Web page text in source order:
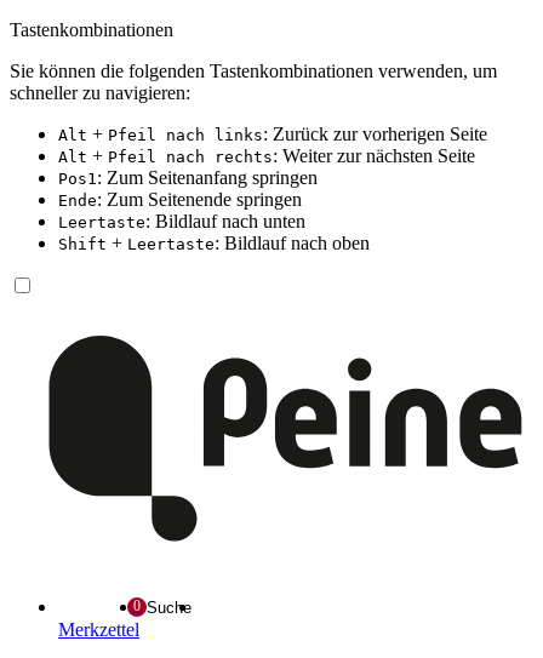
Tastenkombinationen
Sie können die folgenden Tastenkombinationen verwenden, um
schneller zu navigieren:
Alt + Pfeil nach links: Zurück zur vorherigen Seite
Alt + Pfeil nach rechts: Weiter zur nächsten Seite
Pos1: Zum Seitenanfang springen
Ende: Zum Seitenende springen
Leertaste: Bildlauf nach unten
Shift + Leertaste: Bildlauf nach oben
Merkzettel
Suche